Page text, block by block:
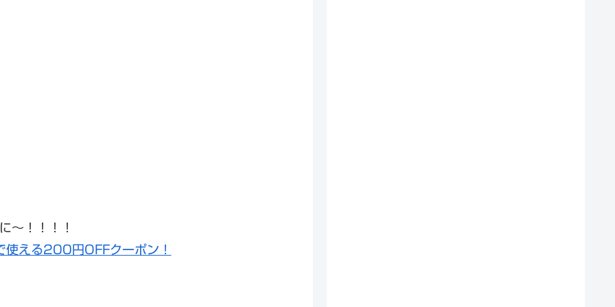
〜！！！！
える200円OFFクーポン！